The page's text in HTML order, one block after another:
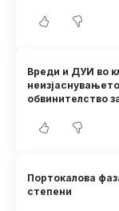
Вреди и ДУИ во
обвинителство
Портокалова
степени